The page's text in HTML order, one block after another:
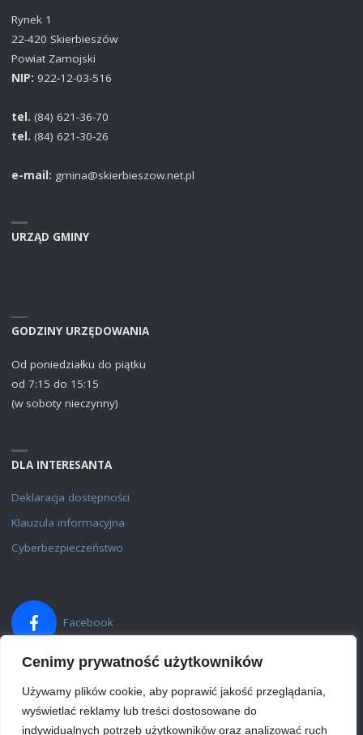
Cenimy prywatność użytkowników
Używamy plików cookie, aby poprawić jakość przeglądania,
wyświetlać reklamy lub treści dostosowane do
indywidualnych potrzeb użytkowników oraz analizować ruch
Rynek 1
22-420 Skierbieszów
Powiat Zamojski
NIP: 922-12-03-516
tel. (84) 621-36-70
tel. (84) 621-30-26
e-mail: gmina@skierbieszow.net.pl
URZĄD GMINY
GODZINY URZĘDOWANIA
Od poniedziałku do piątku
od 7:15 do 15:15
(w soboty nieczynny)
DLA INTERESANTA
Deklaracja dostępności
Klauzula informacyjna
Cyberbezpieczeństwo
Facebook
©2023 Urząd Gminy Skierbieszów